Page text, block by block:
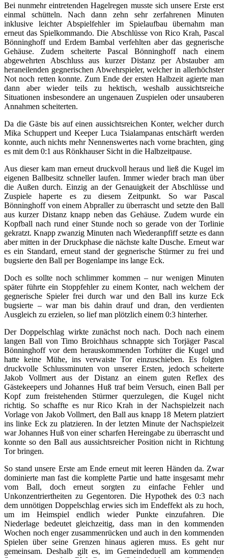
Bei nunmehr eintretenden Hagelregen musste sich unsere Erste erst
einmal schütteln. Nach dann zehn sehr zerfahrenen Minuten
inklusive leichter Abspielfehler im Spielaufbau übernahm man
erneut das Spielkommando. Die Abschlüsse von Rico Krah, Pascal
Bönninghoff und Erdem Bambal verfehlten aber das gegnerische
Gehäuse. Zudem scheiterte Pascal Bönninghoff nach einem
abgewehrten Abschluss aus kurzer Distanz per Abstauber am
heraneilenden gegnerischen Abwehrspieler, welcher in allerhöchster
Not noch retten konnte. Zum Ende der ersten Halbzeit agierte man
dann aber wieder teils zu hektisch, weshalb aussichtsreiche
Situationen insbesondere an ungenauen Zuspielen oder unsauberen
Annahmen scheiterten.
Da die Gäste bis auf einen aussichtsreichen Konter, welcher durch
Mika Schuppert und Keeper Luca Tsialampanas entschärft werden
konnte, auch nichts mehr Nennenswertes nach vorne brachten, ging
es mit dem 0:1 aus Rönkhauser Sicht in die Halbzeitpause.
Aus dieser kam man erneut druckvoll heraus und ließ die Kugel im
eigenen Ballbesitz schneller laufen. Immer wieder brach man über
die Außen durch. Einzig an der Genauigkeit der Abschlüsse und
Zuspiele haperte es zu diesem Zeitpunkt. So war Pascal
Bönninghoff von einem Abpraller zu überrascht und setzte den Ball
aus kurzer Distanz knapp neben das Gehäuse. Zudem wurde ein
Kopfball nach rund einer Stunde noch so gerade von der Torlinie
gekratzt. Knapp zwanzig Minuten nach Wiederanpfiff setzte es dann
aber mitten in der Druckphase die nächste kalte Dusche. Erneut war
es ein Standard, erneut stand der gegnerische Stürmer zu frei und
bugsierte den Ball per Bogenlampe ins lange Eck.
Doch es sollte noch schlimmer kommen – nur wenigen Minuten
später führte ein Stoppfehler zu einem Konter, nach welchem der
gegnerische Spieler frei durch war und den Ball ins kurze Eck
bugsierte – war man bis dahin drauf und dran, den verdienten
Ausgleich zu erzielen, so lief man plötzlich einem 0:3 hinterher.
Der Doppelschlag wirkte zunächst noch nach. Doch nach einem
langen Ball von Timo Broichhaus schnappte sich Torjäger Pascal
Bönninghoff vor dem herauskommenden Torhüter die Kugel und
hatte keine Mühe, ins verwaiste Tor einzuschieben. Es folgten
druckvolle Schlussminuten von unserer Ersten, jedoch scheiterte
Jakob Vollmert aus der Distanz an einem guten Reflex des
Gästekeepers und Johannes Huß traf beim Versuch, einen Ball per
Kopf zum freistehenden Stürmer querzulegen, die Kugel nicht
richtig. So schaffte es nur Rico Krah in der Nachspielzeit nach
Vorlage von Jakob Vollmert, den Ball aus knapp 18 Metern platziert
ins linke Eck zu platzieren. In der letzten Minute der Nachspielzeit
war Johannes Huß von einer scharfen Hereingabe zu überrascht und
konnte so den Ball aus aussichtsreicher Position nicht in Richtung
Tor bringen.
So stand unsere Erste am Ende erneut mit leeren Händen da. Zwar
dominierte man fast die komplette Partie und hatte insgesamt mehr
vom Ball, doch erneut sorgten zu einfache Fehler und
Unkonzentriertheiten zu Gegentoren. Die Hypothek des 0:3 nach
dem unnötigen Doppelschlag erwies sich im Endeffekt als zu hoch,
um im Heimspiel endlich wieder Punkte einzufahren. Die
Niederlage bedeutet gleichzeitig, dass man in den kommenden
Wochen noch enger zusammenrücken und auch in den kommenden
Spielen über seine Grenzen hinaus agieren muss. Es geht nur
gemeinsam. Deshalb gilt es, im Gemeindeduell am kommenden